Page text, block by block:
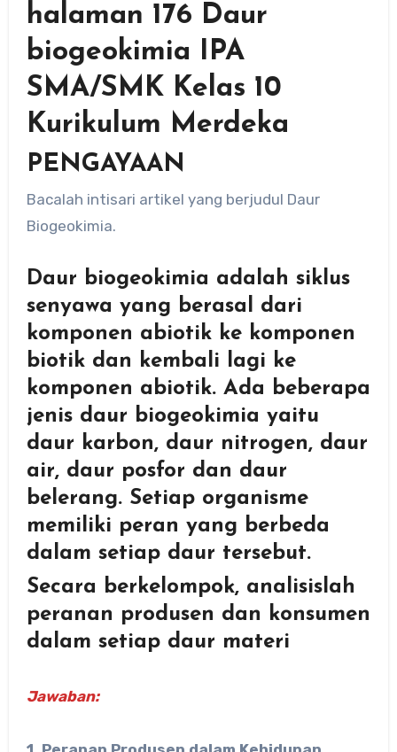
halaman 176 Daur
biogeokimia IPA
SMA/SMK Kelas 10
Kurikulum Merdeka
PENGAYAAN
Bacalah intisari artikel yang berjudul Daur
Biogeokimia.
Daur biogeokimia adalah siklus
senyawa yang berasal dari
komponen abiotik ke komponen
biotik dan kembali lagi ke
komponen abiotik. Ada beberapa
jenis daur biogeokimia yaitu
daur karbon, daur nitrogen, daur
air, daur posfor dan daur
belerang. Setiap organisme
memiliki peran yang berbeda
dalam setiap daur tersebut.
Secara berkelompok, analisislah
peranan produsen dan konsumen
dalam setiap daur materi
Jawaban: